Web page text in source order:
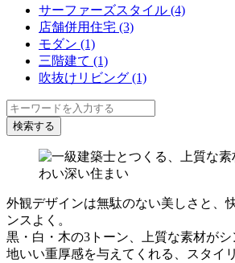
サーファーズスタイル (4)
店舗併用住宅 (3)
モダン (1)
三階建て (1)
吹抜けリビング (1)
外観デザインは無駄のない美しさと、
ンスよく。
黒・白・木の3トーン、上質な素材が
地いい重厚感を与えてくれる、スタイ